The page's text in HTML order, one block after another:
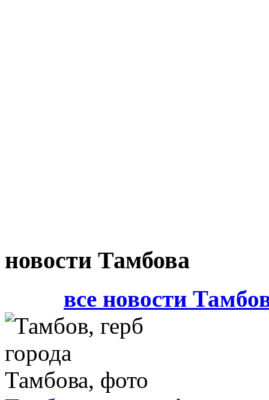
новости Тамбова
все новости